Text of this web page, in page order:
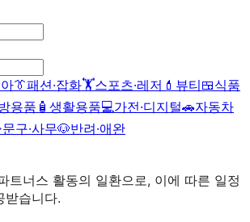
👔패션·잡화🏋️스포츠·레저 💄 뷰티🍱식품
용품 🧴 생활용품💻가전·디지털🚗자동차
문구·사무🐶반려·애완
트너스 활동의 일환으로, 이에 따른 일정
받습니다.